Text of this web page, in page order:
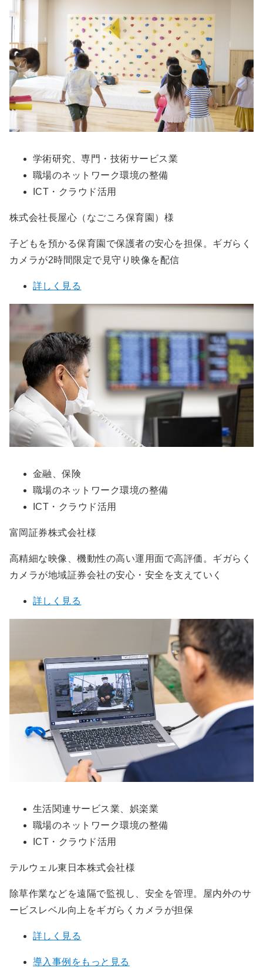
学術研究、専門・技術サービス業
職場のネットワーク環境の整備
ICT・クラウド活用
株式会社長屋心（なごころ保育園）様
子どもを預かる保育園で保護者の安心を担保。ギガらく
カメラが2時間限定で見守り映像を配信
詳しく見る
金融、保険
職場のネットワーク環境の整備
ICT・クラウド活用
富岡証券株式会社様
高精細な映像、機動性の高い運用面で高評価。ギガらく
カメラが地域証券会社の安心・安全を支えていく
詳しく見る
生活関連サービス業、娯楽業
職場のネットワーク環境の整備
ICT・クラウド活用
テルウェル東日本株式会社様
除草作業などを遠隔で監視し、安全を管理。屋内外のサ
ービスレベル向上をギガらくカメラが担保
詳しく見る
導入事例をもっと見る